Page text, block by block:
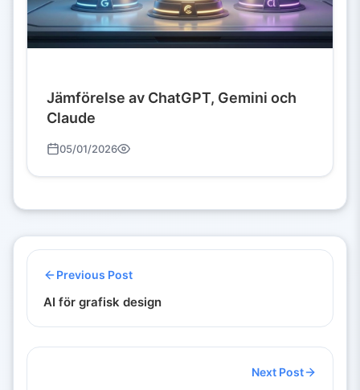
Jämförelse av ChatGPT, Gemini och
Claude
05/01/2026
Previous Post
AI för grafisk design
Next Post